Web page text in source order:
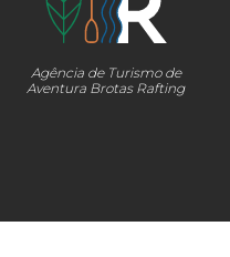
Agência de Turismo de
Aventura Brotas Rafting